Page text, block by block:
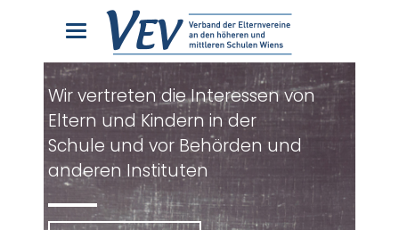
Wir vertreten die Interessen von
Eltern und Kindern in der
Schule und vor Behörden und
anderen Instituten